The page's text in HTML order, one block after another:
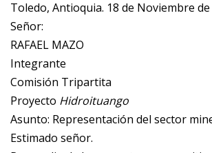
Toledo, Antioquia. 18 de Noviembre de
Señor:
RAFAEL MAZO
Integrante
Comisión Tripartita
Proyecto Hidroituango
Asunto: Representación del sector
Estimado señor.